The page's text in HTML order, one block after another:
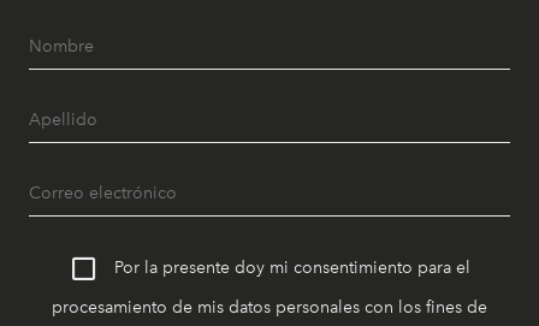
Por la presente doy mi consentimiento para el
procesamiento de mis datos personales con los fines de